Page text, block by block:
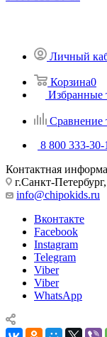
Личный
Корзина0
Избранные
Сравнение
8 800 333-30-
Контактная
г.Санкт-
info@chipokids.ru
Вконтакте
Facebook
Instagram
Telegram
Viber
Viber
WhatsApp